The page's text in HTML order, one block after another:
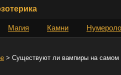
Магия Камни
> Cуществуют ли вампиры на самом